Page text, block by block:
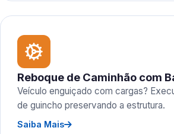
Reboque de Caminhão com
Veículo enguiçado com cargas?
de guincho preservando a estrutura.
Saiba Mais